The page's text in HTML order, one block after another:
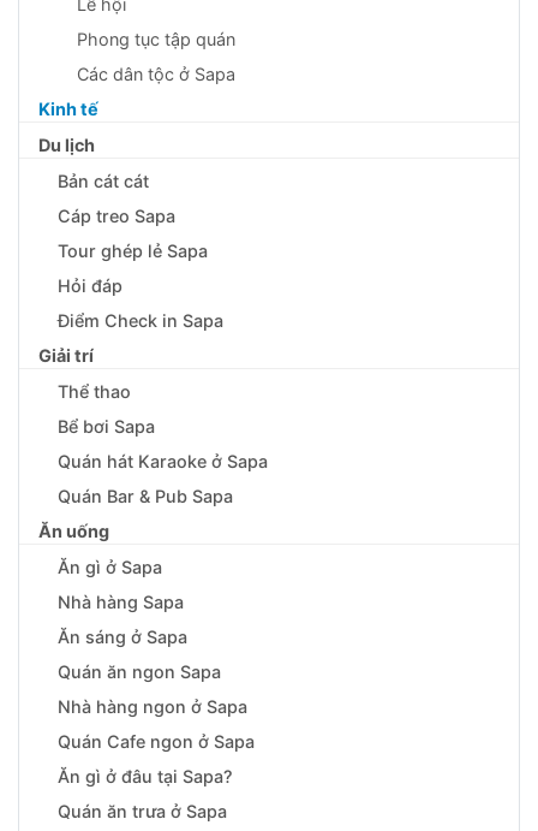
Lễ hội
Phong tục tập quán
Các dân tộc ở Sapa
Kinh tế
Du lịch
Bản cát cát
Cáp treo Sapa
Tour ghép lẻ Sapa
Hỏi đáp
Điểm Check in Sapa
Giải trí
Thể thao
Bể bơi Sapa
Quán hát Karaoke ở Sapa
Quán Bar & Pub Sapa
Ăn uống
Ăn gì ở Sapa
Nhà hàng Sapa
Ăn sáng ở Sapa
Quán ăn ngon Sapa
Nhà hàng ngon ở Sapa
Quán Cafe ngon ở Sapa
Ăn gì ở đâu tại Sapa?
Quán ăn trưa ở Sapa